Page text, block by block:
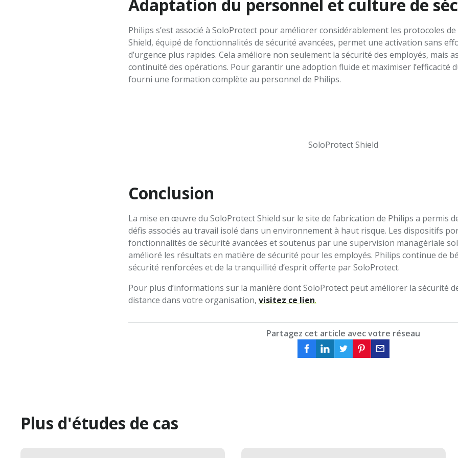
Adaptation du personnel et culture de
Philips s’est associé à SoloProtect pour améliorer considérablement les protocoles
Shield, équipé de fonctionnalités de sécurité avancées, permet une activation sans
d’urgence plus rapides. Cela améliore non seulement la sécurité des employés, mais
continuité des opérations. Pour garantir une adoption fluide et maximiser l’efficacité
fourni une formation complète au personnel de Philips.
SoloProtect Shield
Conclusion
La mise en œuvre du SoloProtect Shield sur le site de fabrication de Philips a permis
défis associés au travail isolé dans un environnement à haut risque. Les dispositifs
fonctionnalités de sécurité avancées et soutenus par une supervision managériale
amélioré les résultats en matière de sécurité pour les employés. Philips continue de
sécurité renforcées et de la tranquillité d’esprit offerte par SoloProtect.
Pour plus d’informations sur la manière dont SoloProtect peut améliorer la sécurité
distance dans votre organisation, visitez ce lien.
Partagez cet article avec votre réseau
Plus d'études de cas